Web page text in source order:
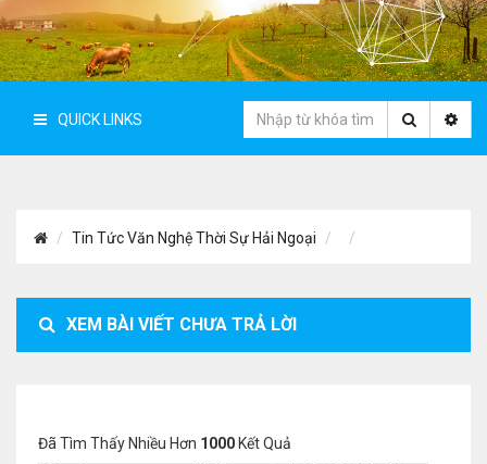
QUICK LINKS
Tin Tức Văn Nghệ Thời Sự Hải Ngoại
XEM BÀI VIẾT CHƯA TRẢ LỜI
Đã Tìm Thấy Nhiều Hơn 1000 Kết Quả